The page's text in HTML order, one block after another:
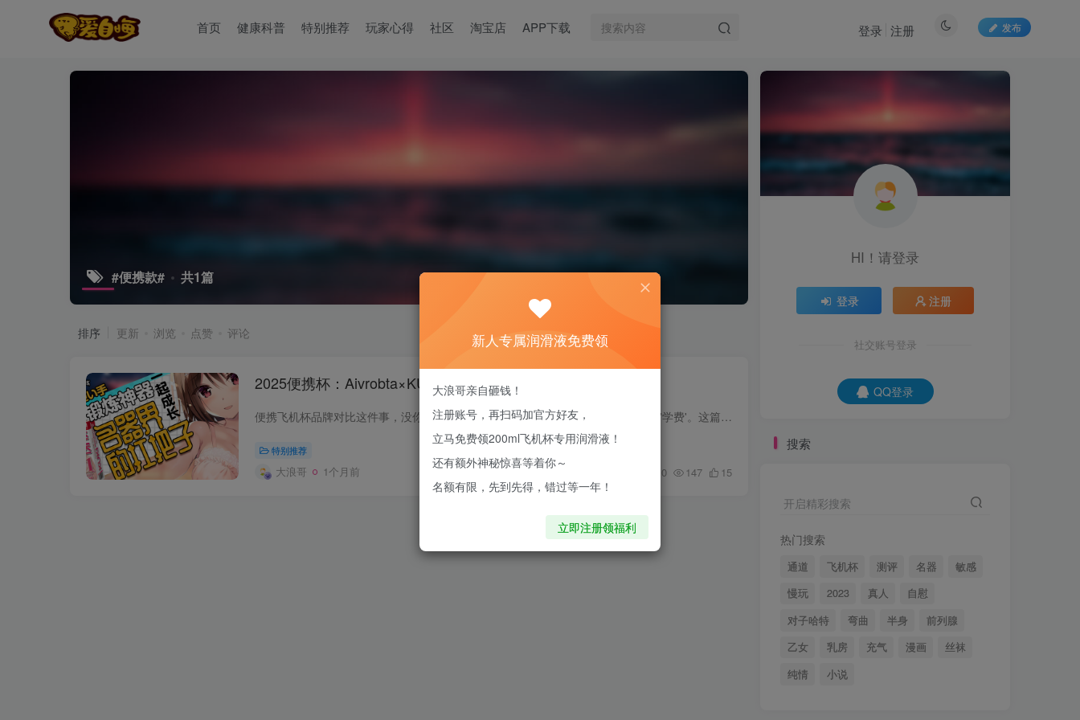
首页 健康科普 特别推荐 玩家心得 社区 淘宝店 APP下载 发布
登录 注册
#便携款# 共1篇
排序 更新 浏览 点赞 评论
2025便携杯：Aivrobta×KUKI×一次性，宿舍党必看
便携飞机杯品牌对比这件事，没你想象的那么简单——买错一次，你就得多花一笔'学费'。这篇文章把市场上主流的几个便携方案拆开来看，帮你在宿舍、出差等不同场景里找到真正合适的那一款，不踩坑...
特别推荐
大浪哥 1个月前 0 147 15
HI！请登录
登录 注册
社交账号登录
QQ登录
搜索
开启精彩搜索
热门搜索
通道 飞机杯 测评 名器
敏感
慢玩
2023 真人
自慰
对子哈特
弯曲 半身
前列腺
乙女
乳房 充气 漫画
丝袜
纯情
小说
新人专属润滑液免费领
大浪哥亲自砸钱！
注册账号，再扫码加官方好友，
立马免费领200ml飞机杯专用润滑液！
还有额外神秘惊喜等着你～
名额有限，先到先得，错过等一年！
立即注册领福利